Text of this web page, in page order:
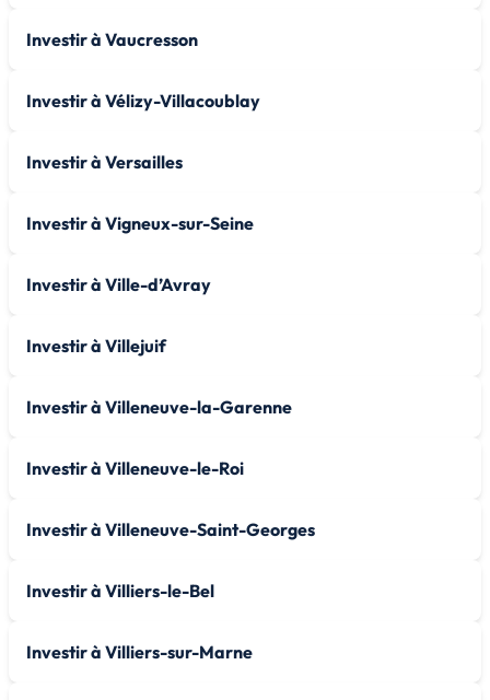
Investir à Vaucresson
Investir à Vélizy-Villacoublay
Investir à Versailles
Investir à Vigneux-sur-Seine
Investir à Ville-d’Avray
Investir à Villejuif
Investir à Villeneuve-la-Garenne
Investir à Villeneuve-le-Roi
Investir à Villeneuve-Saint-Georges
Investir à Villiers-le-Bel
Investir à Villiers-sur-Marne